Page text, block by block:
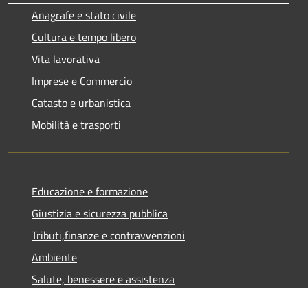
Anagrafe e stato civile
Cultura e tempo libero
Vita lavorativa
Imprese e Commercio
Catasto e urbanistica
Mobilità e trasporti
Educazione e formazione
Giustizia e sicurezza pubblica
Tributi,finanze e contravvenzioni
Ambiente
Salute, benessere e assistenza